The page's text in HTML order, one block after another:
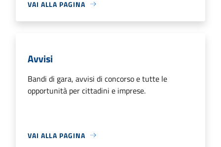
VAI ALLA PAGINA
Avvisi
Bandi di gara, avvisi di concorso e tutte le
opportunità per cittadini e imprese.
VAI ALLA PAGINA